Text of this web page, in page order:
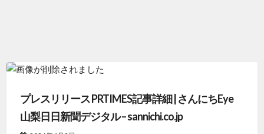
プレスリリース PRTIMES記事詳細 | さんにちEye
山梨日日新聞デジタル – sannichi.co.jp